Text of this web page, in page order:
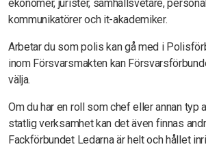
ekonomer, jurister, samhällsvetare,
kommunikatörer och it-akademiker.
Arbetar du som polis kan gå med i
inom Försvarsmakten kan
välja.
Om du har en roll som chef eller annan typ
statlig verksamhet kan det även finnas
Fackförbundet Ledarna är helt och hållet